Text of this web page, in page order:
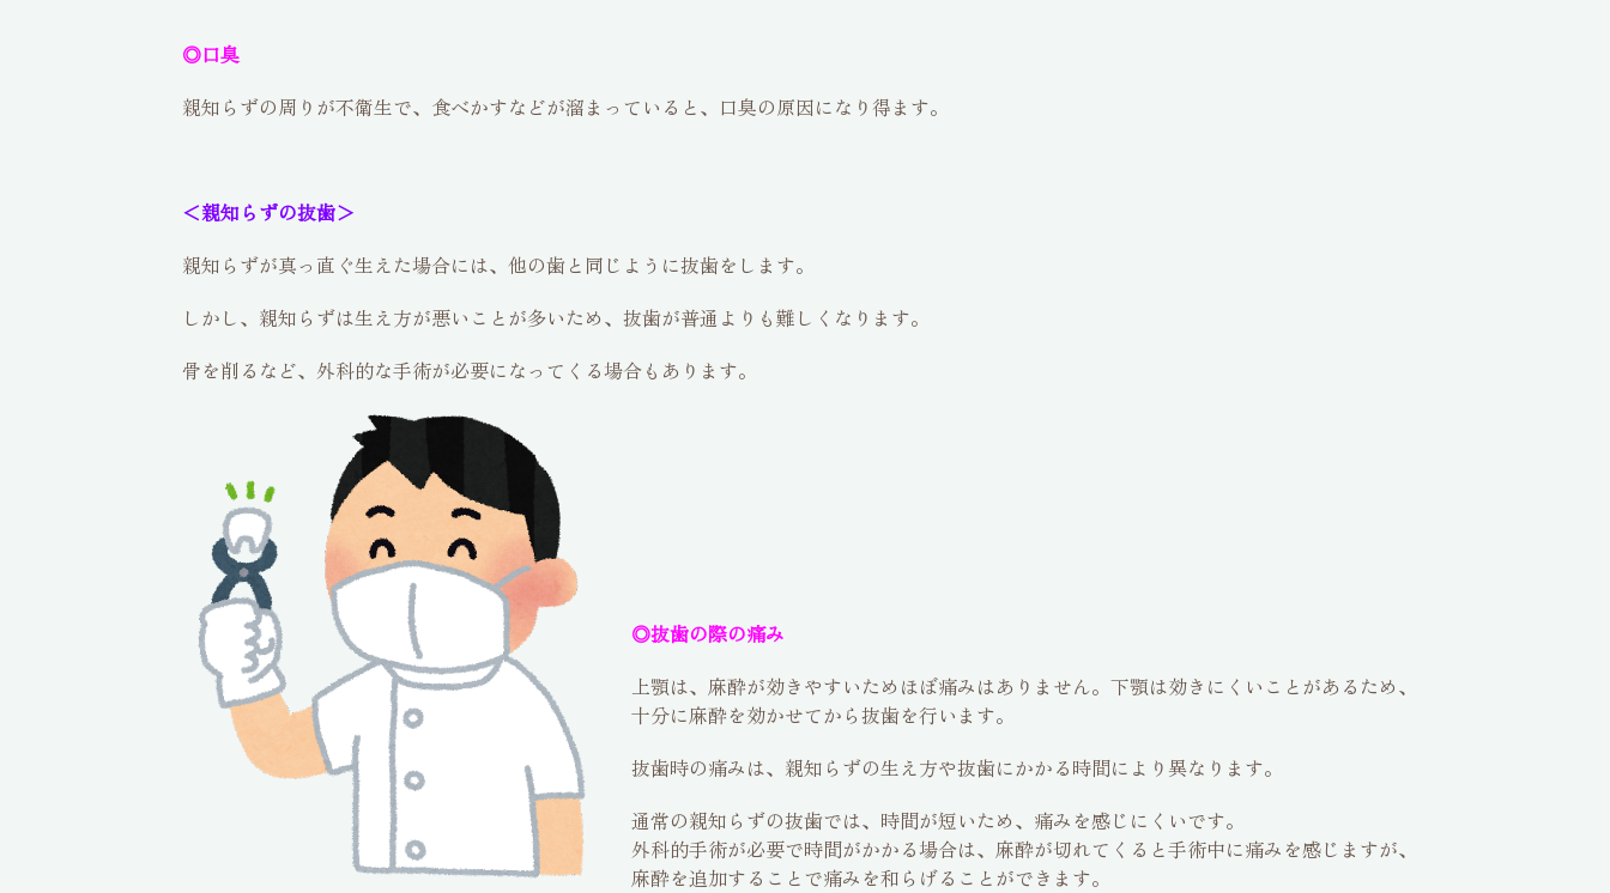
◎口臭
親知らずの周りが不衛生で、食べかすなどが溜まっていると、口臭の原因になり得ます。
＜親知らずの抜歯＞
親知らずが真っ直ぐ生えた場合には、他の歯と同じように抜歯をします。
しかし、親知らずは生え方が悪いことが多いため、抜歯が普通よりも難しくなります。
骨を削るなど、外科的な手術が必要になってくる場合もあります。
◎抜歯の際の痛み
上顎は、麻酔が効きやすいためほぼ痛みはありません。下顎は効きにくいことがあるため、
十分に麻酔を効かせてから抜歯を行います。
抜歯時の痛みは、親知らずの生え方や抜歯にかかる時間により異なります。
通常の親知らずの抜歯では、時間が短いため、痛みを感じにくいです。
外科的手術が必要で時間がかかる場合は、麻酔が切れてくると手術中に痛みを感じますが、
麻酔を追加することで痛みを和らげることができます。